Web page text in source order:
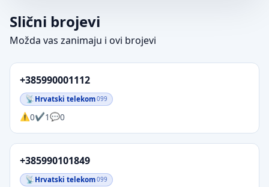
Slični brojevi
Možda vas zanimaju i ovi brojevi
+385990001112
Hrvatski telekom099
0 1 0
+385990101849
Hrvatski telekom099